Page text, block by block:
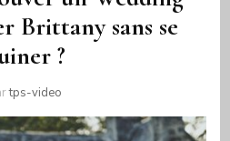
Brittany sans se
?
tps-video